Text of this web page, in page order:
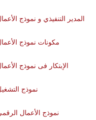
25_المدير التنفيذي و نموذج الأعمال
26_مكونات نموذج الأعمال
27_الإبتكار فى نموذج الأعمال
28_نموذج التشغيل
29_نموذج الأعمال الرقمي